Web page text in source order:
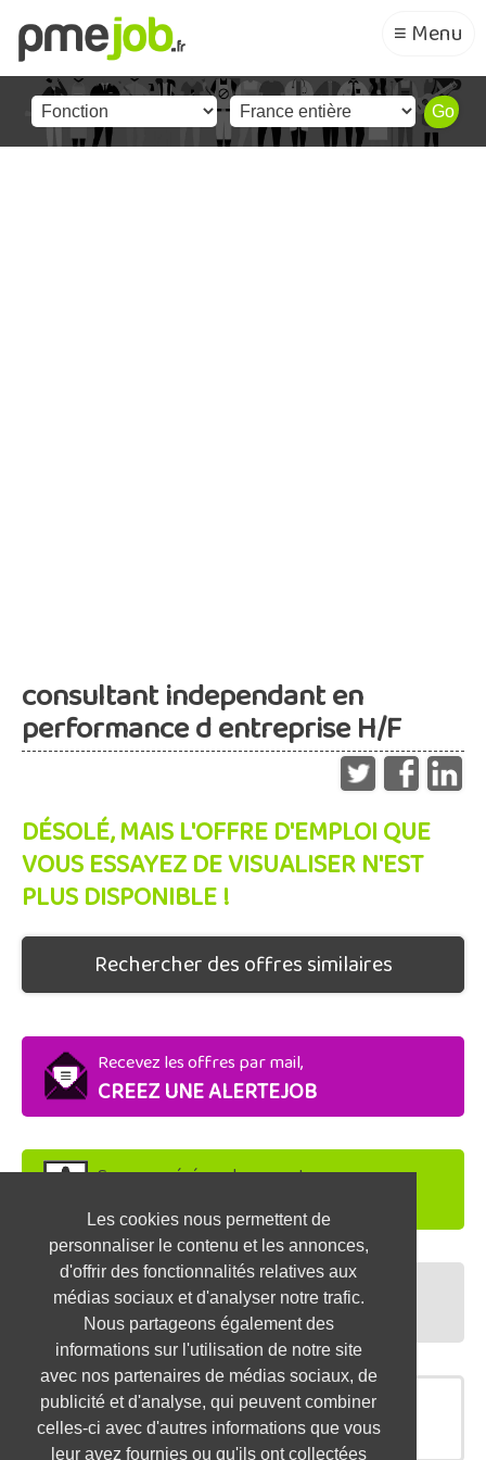
Les cookies nous permettent de
personnaliser le contenu et les annonces,
d'offrir des fonctionnalités relatives aux
médias sociaux et d'analyser notre trafic.
Nous partageons également des
informations sur l'utilisation de notre site
avec nos partenaires de médias sociaux, de
publicité et d'analyse, qui peuvent combiner
celles-ci avec d'autres informations que vous
leur avez fournies ou qu'ils ont collectées
≡ Menu
consultant independant en
performance d entreprise H/F
DÉSOLÉ, MAIS L'OFFRE D'EMPLOI QUE
VOUS ESSAYEZ DE VISUALISER N'EST
PLUS DISPONIBLE !
Rechercher des offres similaires
Recevez les offres par mail,
CREEZ UNE ALERTEJOB
Soyez repéré par les recruteurs,
DEPOSEZ VOTRE CV
Préparez vos entretiens,
TESTEZ-VOUS
OFFRES SIMILAIRES